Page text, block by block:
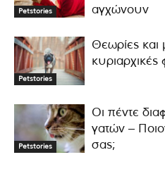
Petstories
αγχώνουν
Petstories
Θεωρίες
Petstories
Οι πέντε
γατών –
σας;